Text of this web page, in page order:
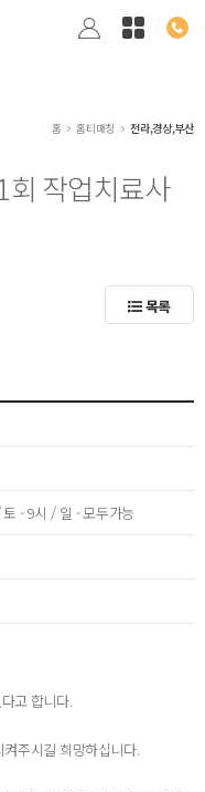
홈 홈티매칭 전라,경상,부산
회 작업치료사
목록
- 9시 / 일 - 모두가능
고 합니다.
주시길 희망하십니다.